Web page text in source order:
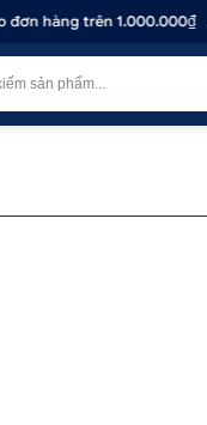
hàng trên 1.000.000₫